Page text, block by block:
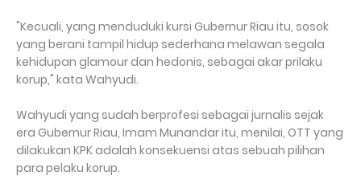
"Kecuali, yang menduduki kursi Gubernur Riau itu, sosok
yang berani tampil hidup sederhana melawan segala
kehidupan glamour dan hedonis, sebagai akar prilaku
korup," kata Wahyudi.
Wahyudi yang sudah berprofesi sebagai jurnalis sejak
era Gubernur Riau, Imam Munandar itu, menilai, OTT yang
dilakukan KPK adalah konsekuensi atas sebuah pilihan
para pelaku korup.